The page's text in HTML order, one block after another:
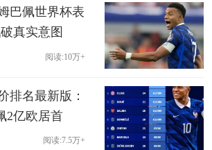
巴佩世界杯表
真实意图
阅读:10万+
排名最新版：
2亿欧居首
阅读:7.5万+